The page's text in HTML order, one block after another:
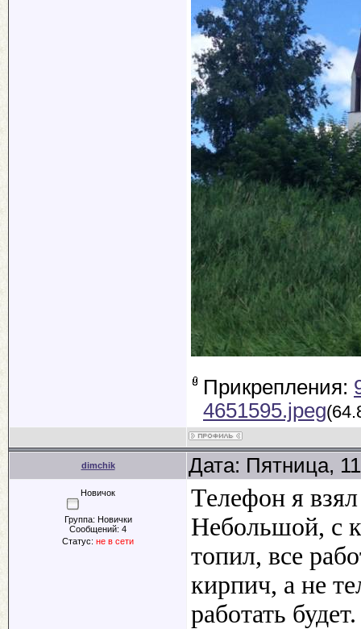
Прикрепления:
4651595.jpeg
dimchik Дата: Пятница,
Новичок
Группа: Новички
Сообщений: 4
Статус: не в сети
Телефон я
Небольшой, с
топил, все
кирпич, а не
работать будет.